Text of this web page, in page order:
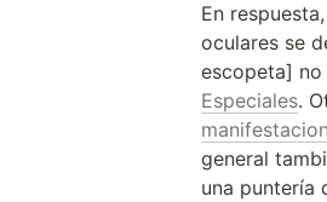
En
oculares se
escopeta]
Especiales.
general
una puntería